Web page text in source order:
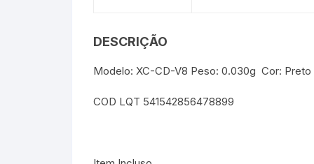
DESCRIÇÃO
Modelo: XC-CD-V8 Peso: 0.030g Cor: Preto
COD LQT 541542856478899